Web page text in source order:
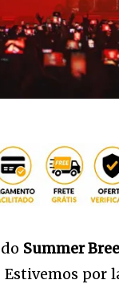
Summer
por